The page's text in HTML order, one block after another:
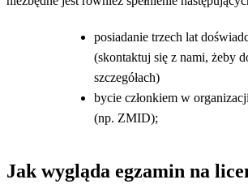
posiadanie trzech lat
(skontaktuj się z nami, żeby
szczegółach)
bycie członkiem w
(np. ZMID);
Jak wygląda egzamin na